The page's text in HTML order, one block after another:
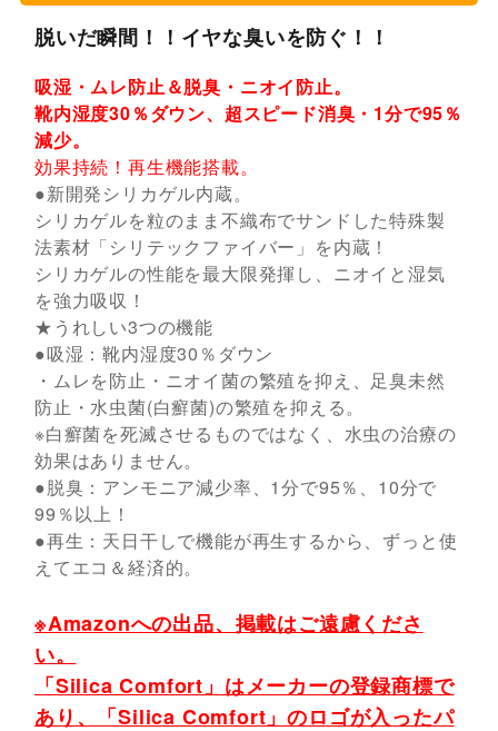
脱いだ瞬間！！イヤな臭いを防ぐ！！
吸湿・ムレ防止＆脱臭・ニオイ防止。
靴内湿度30％ダウン、超スピード消臭・1分で95％
減少。
効果持続！再生機能搭載。
●新開発シリカゲル内蔵。
シリカゲルを粒のまま不織布でサンドした特殊製
法素材「シリテックファイバー」を内蔵！
シリカゲルの性能を最大限発揮し、ニオイと湿気
を強力吸収！
★うれしい3つの機能
●吸湿：靴内湿度30％ダウン
・ムレを防止・ニオイ菌の繁殖を抑え、足臭未然
防止・水虫菌(白癬菌)の繁殖を抑える。
※白癬菌を死滅させるものではなく、水虫の治療の
効果はありません。
●脱臭：アンモニア減少率、1分で95％、10分で
99％以上！
●再生：天日干しで機能が再生するから、ずっと使
えてエコ＆経済的。
※Amazonへの出品、掲載はご遠慮くださ
い。
「Silica Comfort」はメーカーの登録商標で
あり、「Silica Comfort」のロゴが入ったパ